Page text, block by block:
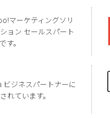
マーケティングソリ
ョン セールスパート
す。
ビジネスパートナーに
れています。